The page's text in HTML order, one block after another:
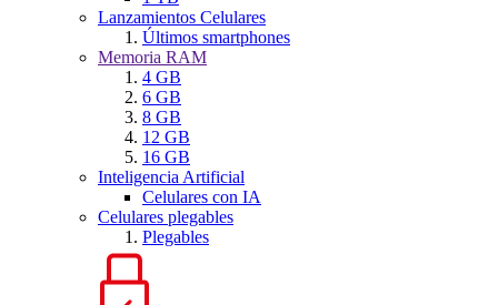
Lanzamientos Celulares
Últimos smartphones
Memoria RAM
4 GB
6 GB
8 GB
12 GB
16 GB
Inteligencia Artificial
Celulares con IA
Celulares plegables
Plegables